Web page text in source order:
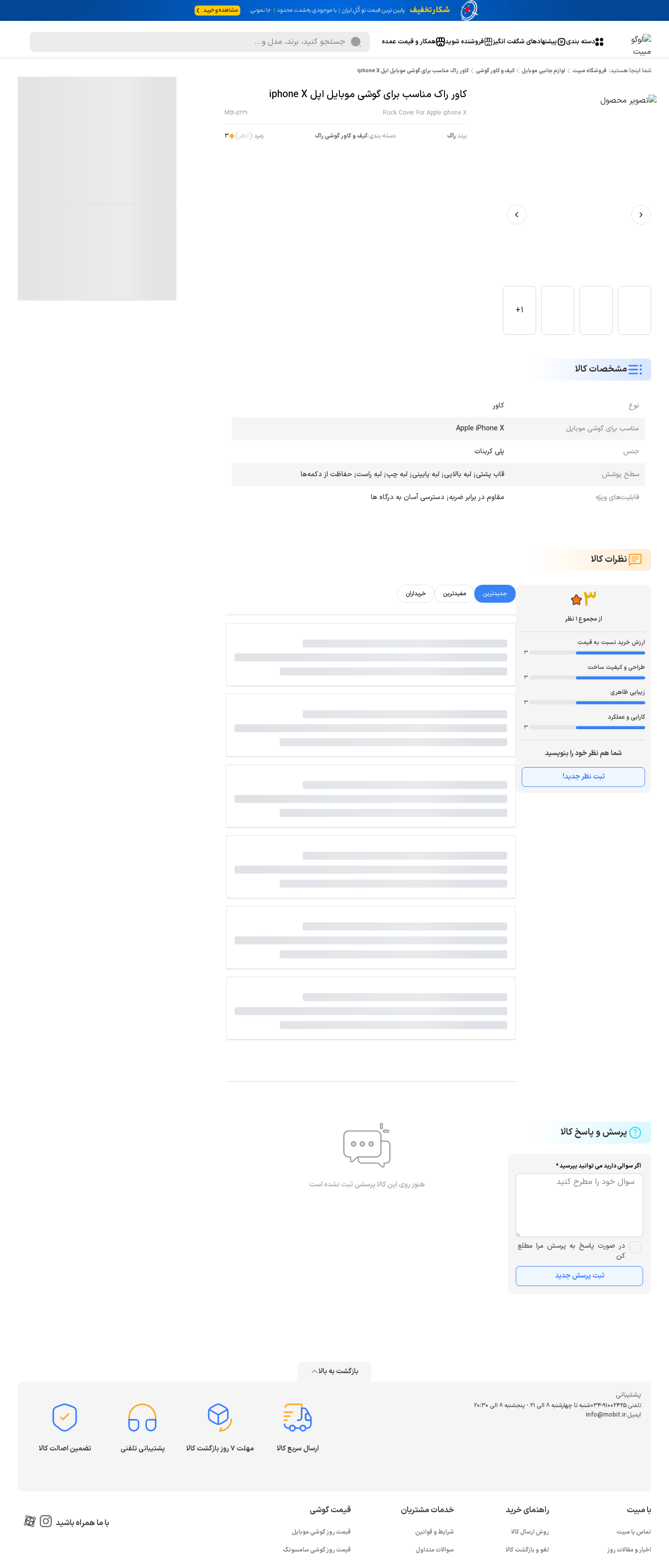
دسته بندی پیشنهاد‌های شگفت انگیز فروشنده شوید همکار و قیمت عمده
شما اینجا هستید: فروشگاه مبیت لوازم جانبی موبایل کیف و کاور گوشی کاور راک مناسب برای گوشی موبایل اپل iphone X
1+
کاور راک مناسب برای گوشی موبایل اپل iphone X
Rock Cover For Apple iphone X
Mbt-5229
برند:راک دسته بندی:کیف و کاور گوشی راک زمرد:(
1نظر)
3
مشخصات کالا
نوع کاور
مناسب برای گوشی موبایل Apple iPhone X
جنس پلی کربنات
سطح پوشش قاب پشتی¡ لبه بالایی¡ لبه پایینی¡ لبه چپ¡ لبه راست¡ حفاظت از دکمه‌ها
قابلیت‌های ویژه مقاوم در برابر ضربه¡ دسترسی آسان به درگاه ها
نظرات کالا
3
از مجموع 1 نظر
ارزش خرید نسبت به قیمت
3
طراحی و کیفیت ساخت
3
زیبایی ظاهری
3
کارایی و عملکرد
3
شما هم نظر خود را بنویسید
ثبت نظر جدید!
جدیدترین مفیدترین خریداران
پرسش و پاسخ کالا
اگر سوالی دارید می توانید بپرسید *
در صورت پاسخ به پرسش مرا مطلع
کن
ثبت پرسش جدید
هنوز روی این کالا پرسشی ثبت نشده است
بازگشت به بالا
پشتیبانی
تلفنی:034-91002425شنبه تا چهارشنبه ۸ الی ۲۱ - پنجشنبه 8 الی ۲۰:۳۰
ایمیل:info@mobit.ir
ارسال سریع کالا مهلت ۷ روز بازگشت کالا پشتیبانی تلفنی تضمین اصالت کالا
با مبیت
تماس با مبیت
اخبار و مقالات روز
راهنمای خرید
روش ارسال کالا
لغو و بازگشت کالا
خدمات مشتریان
شرایط و قوانین
سوالات متداول
قیمت گوشی
قیمت روز گوشی موبایل
قیمت روز گوشی سامسونگ
با ما همراه باشید